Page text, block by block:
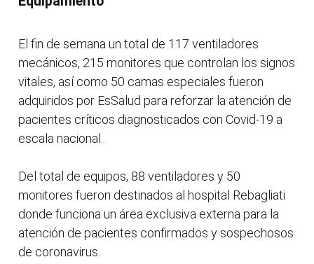
El fin de semana un total de 117 ventiladores
mecánicos, 215 monitores que controlan los signos
vitales, así como 50 camas especiales fueron
adquiridos por EsSalud para reforzar la atención de
pacientes críticos diagnosticados con Covid-19 a
escala nacional.
Del total de equipos, 88 ventiladores y 50
monitores fueron destinados al hospital Rebagliati
donde funciona un área exclusiva externa para la
atención de pacientes confirmados y sospechosos
de coronavirus.